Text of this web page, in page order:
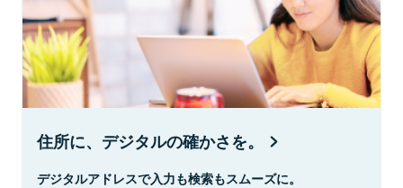
住所に、デジタルの確かさを。
デジタルアドレスで入力も検索もスムーズに。